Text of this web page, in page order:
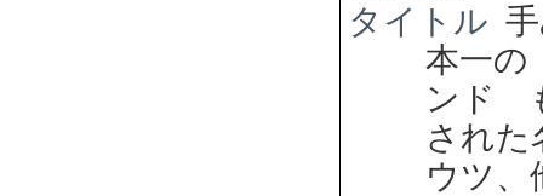
タイトル
本一の
ンド
され
ウツ、